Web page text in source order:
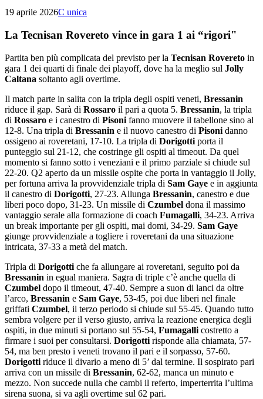
19 aprile 2026C unica
La Tecnisan Rovereto vince in gara 1 ai “rigori"
Partita ben più complicata del previsto per la Tecnisan Rovereto in
gara 1 dei quarti di finale dei playoff, dove ha la meglio sul Jolly
Caltana soltanto agli overtime.
Il match parte in salita con la tripla degli ospiti veneti, Bressanin
riduce il gap. Sarà di Rossaro il pari a quota 5. Bressanin, la tripla
di Rossaro e i canestro di Pisoni fanno muovere il tabellone sino al
12-8. Una tripla di Bressanin e il nuovo canestro di Pisoni danno
ossigeno ai roveretani, 17-10. La tripla di Dorigotti porta il
punteggio sul 21-12, che costringe gli ospiti al timeout. Da quel
momento si fanno sotto i veneziani e il primo parziale si chiude sul
22-20. Q2 aperto da un missile ospite che porta in vantaggio il Jolly,
per fortuna arriva la provvidenziale tripla di Sam Gaye e in aggiunta
il canestro di Dorigotti, 27-23. Allunga Bressanin, canestro e due
liberi poco dopo, 31-23. Un missile di Czumbel dona il massimo
vantaggio serale alla formazione di coach Fumagalli, 34-23. Arriva
un break importante per gli ospiti, mai domi, 34-29. Sam Gaye
giunge provvidenziale a togliere i roveretani da una situazione
intricata, 37-33 a metà del match.
Tripla di Dorigotti che fa allungare ai roveretani, seguito poi da
Bressanin in egual maniera. Sagra di triple c’è anche quella di
Czumbel dopo il timeout, 47-40. Sempre a suon di lanci da oltre
l’arco, Bressanin e Sam Gaye, 53-45, poi due liberi nel finale
griffati Czumbel, il terzo periodo si chiude sul 55-45. Quando tutto
sembra volgere per il verso giusto, arriva la reazione energica degli
ospiti, in due minuti si portano sul 55-54, Fumagalli costretto a
firmare i suoi per consultarsi. Dorigotti risponde alla chiamata, 57-
54, ma ben presto i veneti trovano il pari e il sorpasso, 57-60.
Dorigotti riduce il divario a meno di 5’ dal termine. Il sospirato pari
arriva con un missile di Bressanin, 62-62, manca un minuto e
mezzo. Non succede nulla che cambi il referto, imperterrita l’ultima
sirena suona, si va agli overtime sul 62 pari.